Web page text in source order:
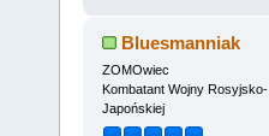
Bluesmanniak
ZOMOwiec
Kombatant Wojny Rosyjsko-
Japońskiej